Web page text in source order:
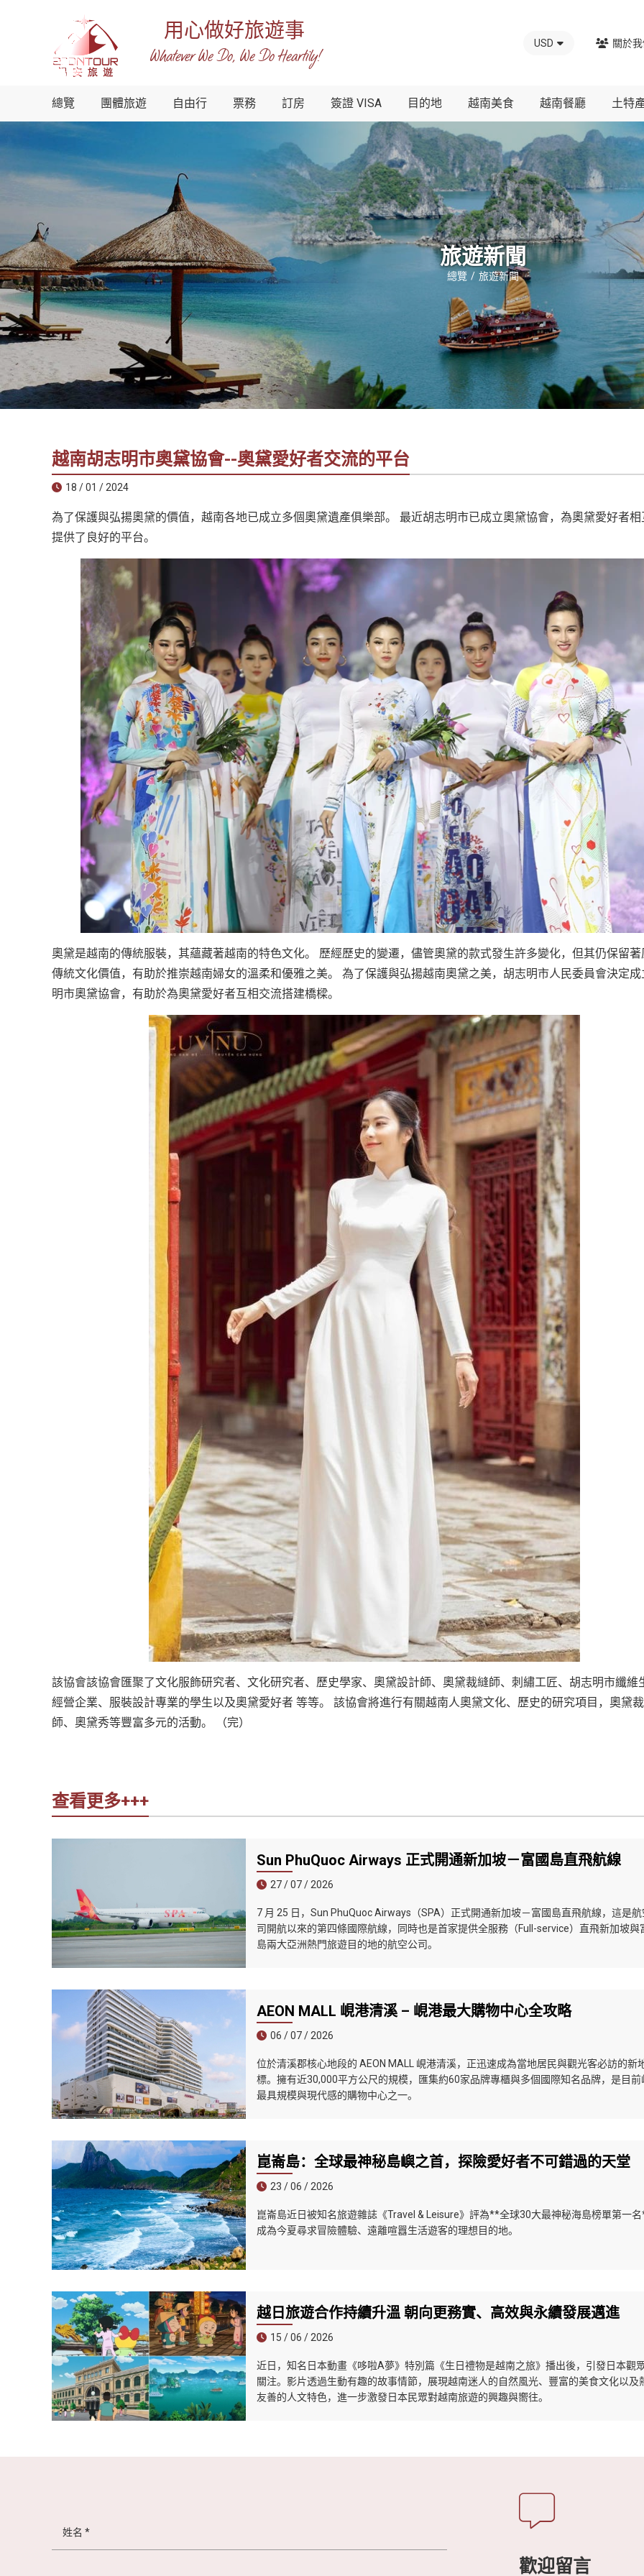
南
錫
際
-
越
南
地
社
錫
安
旅
您
在
南
最
用心做好旅遊事
Whatever We Do, We Do Heartily!
USD 關於
總覽 團體旅遊 自由行 票務 訂房 簽證 VISA 目的地 越南美食 越南餐廳 土特
旅遊新聞
總覽 旅遊新聞
越南胡志明市奧黛協會--奧黛愛好者交流的平台
18 / 01 / 2024
為了保護與弘揚奧黛的價值，越南各地已成立多個奧黛遺產俱樂部。 最近胡志明市已成立奧黛協會，為奧黛愛好者
提供了良好的平台。
奧黛是越南的傳統服裝，其蘊藏著越南的特色文化。 歷經歷史的變遷，儘管奧黛的款式發生許多變化，但其仍保留著
傳統文化價值，有助於推崇越南婦女的溫柔和優雅之美。 為了保護與弘揚越南奧黛之美，胡志明市人民委員會決定
明市奧黛協會，有助於為奧黛愛好者互相交流搭建橋樑。
該協會該協會匯聚了文化服飾研究者、文化研究者、歷史學家、奧黛設計師、奧黛裁縫師、刺繡工匠、胡志明市纖維
經營企業、服裝設計專業的學生以及奧黛愛好者 等等。 該協會將進行有關越南人奧黛文化、歷史的研究項目，奧黛
師、奧黛秀等豐富多元的活動。 （完）
查看更多+++
Sun PhuQuoc Airways 正式開通新加坡－富國島直飛航線
27 / 07 / 2026
7 月 25 日，Sun PhuQuoc Airways（SPA）正式開通新加坡－富國島直飛航線，這是
司開航以來的第四條國際航線，同時也是首家提供全服務（Full-service）直飛新加坡與
島兩大亞洲熱門旅遊目的地的航空公司。
AEON MALL 峴港清溪 – 峴港最大購物中心全攻略
06 / 07 / 2026
位於清溪郡核心地段的 AEON MALL 峴港清溪，正迅速成為當地居民與觀光客必訪的新
標。擁有近30,000平方公尺的規模，匯集約60家品牌專櫃與多個國際知名品牌，是目前
最具規模與現代感的購物中心之一。
崑崙島：全球最神秘島嶼之首，探險愛好者不可錯過的天堂
23 / 06 / 2026
崑崙島近日被知名旅遊雜誌《Travel & Leisure》評為**全球30大最神秘海島榜單第一名
成為今夏尋求冒險體驗、遠離喧囂生活遊客的理想目的地。
越日旅遊合作持續升溫 朝向更務實、高效與永續發展邁進
15 / 06 / 2026
近日，知名日本動畫《哆啦A夢》特別篇《生日禮物是越南之旅》播出後，引發日本觀
關注。影片透過生動有趣的故事情節，展現越南迷人的自然風光、豐富的美食文化以及
友善的人文特色，進一步激發日本民眾對越南旅遊的興趣與嚮往。
歡迎留言